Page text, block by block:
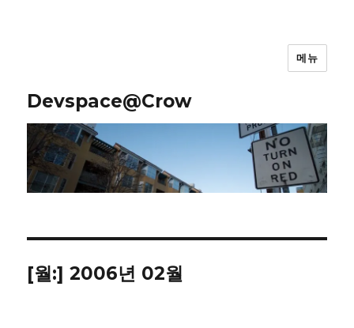
Devspace@Crow
메뉴
[월:]2006년 02월